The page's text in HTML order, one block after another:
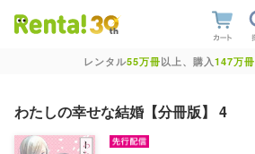
レンタル55万冊以上、購入147万冊
わたしの幸せな結婚【分冊版】 4